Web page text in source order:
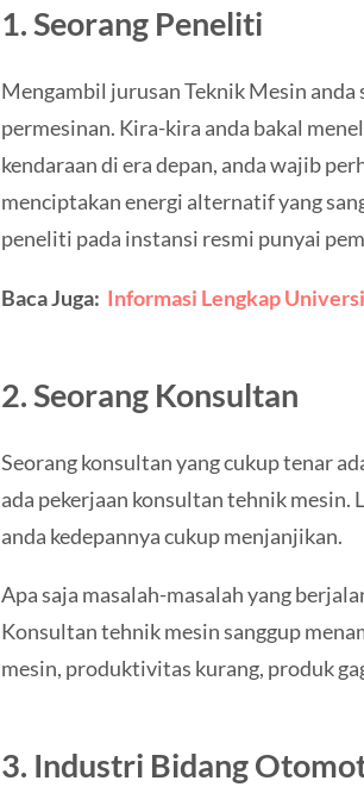
1. Seorang Peneliti
Mengambil jurusan Teknik Mesin
permesinan. Kira-kira anda bakal
kendaraan di era depan, anda wajib
menciptakan energi alternatif yang
peneliti pada instansi resmi punyai
Baca Juga: Informasi Lengkap
2. Seorang Konsultan
Seorang konsultan yang cukup tenar
ada pekerjaan konsultan tehnik mesin.
anda kedepannya cukup menjanjikan.
Apa saja masalah-masalah yang
Konsultan tehnik mesin sanggup
mesin, produktivitas kurang, produk
3. Industri Bidang